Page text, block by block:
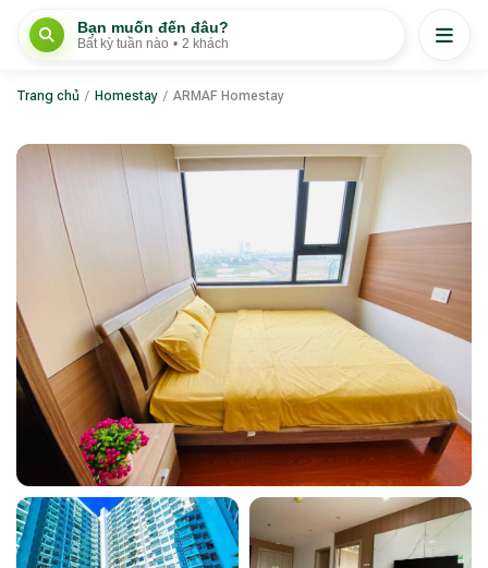
Bạn muốn đến đâu?
Bất kỳ tuần nào • 2 khách
Trang chủ / Homestay / ARMAF Homestay